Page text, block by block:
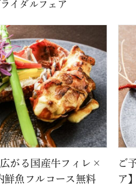
イダルフェア
がる国産牛フィレ×
魚フルコース無料
ご
ア